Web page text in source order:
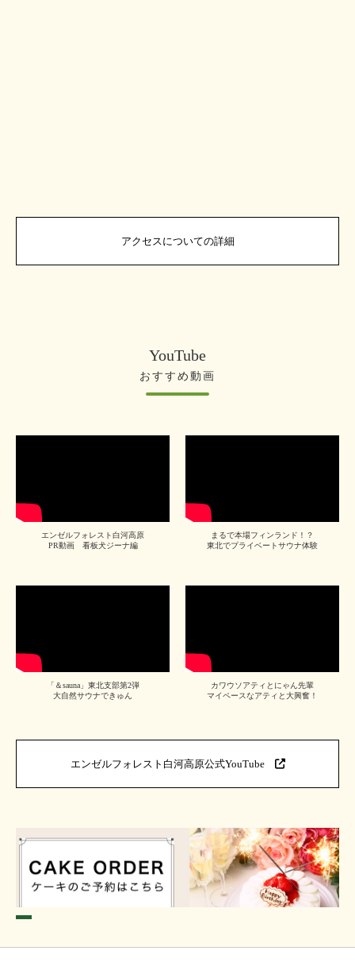
アクセスについての詳細
YouTube
おすすめ動画
エンゼルフォレスト白河高原
PR動画 看板犬ジーナ編
まるで本場フィンランド！？
東北でプライベートサウナ体験
「＆sauna」東北支部第2弾
大自然サウナできゅん
カワウソアティとにゃん先輩
マイペースなアティと大興奮！
エンゼルフォレスト白河高原公式YouTube